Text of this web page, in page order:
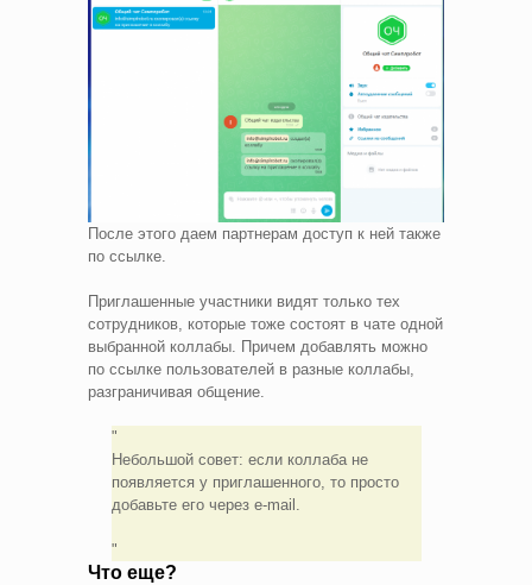
После этого даем партнерам доступ к ней также
по ссылке.
Приглашенные участники видят только тех
сотрудников, которые тоже состоят в чате одной
выбранной коллабы. Причем добавлять можно
по ссылке пользователей в разные коллабы,
разграничивая общение.
Небольшой совет: если коллаба не
появляется у приглашенного, то просто
добавьте его через e-mail.
Что еще?